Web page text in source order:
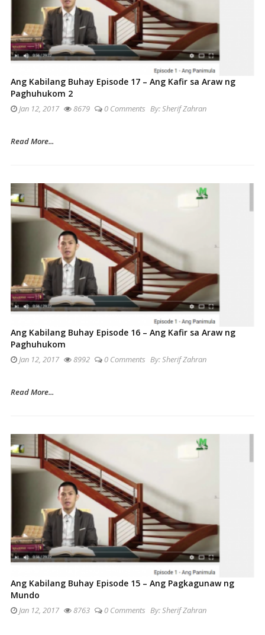
Ang Kabilang Buhay Episode 17 – Ang Kafir sa Araw ng
Paghuhukom 2
Jan 12, 2017 8679 0 Comments By:Sherif Zahran
Read More...
Ang Kabilang Buhay Episode 16 – Ang Kafir sa Araw ng
Paghuhukom
Jan 12, 2017 8992 0 Comments By:Sherif Zahran
Read More...
Ang Kabilang Buhay Episode 15 – Ang Pagkagunaw ng
Mundo
Jan 12, 2017 8763 0 Comments By:Sherif Zahran